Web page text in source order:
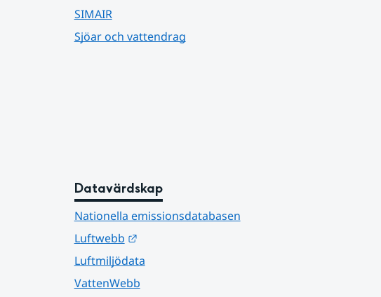
SIMAIR
Sjöar och vattendrag
Datavärdskap
Nationella emissionsdatabasen
Luftwebb
Länk till annan webbplats.
Luftmiljödata
VattenWebb